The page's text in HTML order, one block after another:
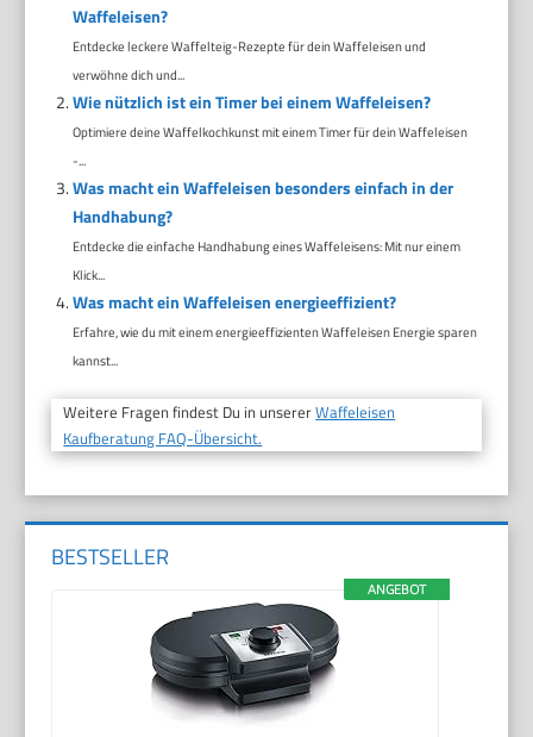
Waffeleisen?
Entdecke leckere Waffelteig-Rezepte für dein Waffeleisen und
verwöhne dich und...
Wie nützlich ist ein Timer bei einem Waffeleisen?
Optimiere deine Waffelkochkunst mit einem Timer für dein Waffeleisen
-...
Was macht ein Waffeleisen besonders einfach in der
Handhabung?
Entdecke die einfache Handhabung eines Waffeleisens: Mit nur einem
Klick...
Was macht ein Waffeleisen energieeffizient?
Erfahre, wie du mit einem energieeffizienten Waffeleisen Energie sparen
kannst...
Weitere Fragen findest Du in unsererWaffeleisen
Kaufberatung FAQ-Übersicht.
BESTSELLER
ANGEBOT